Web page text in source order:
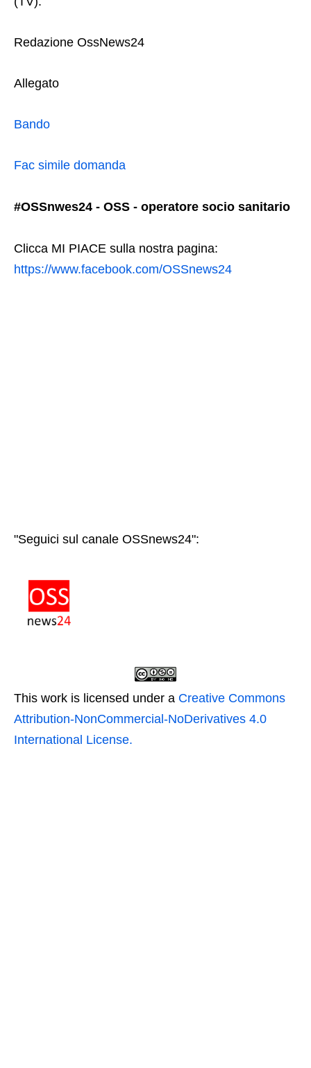
Redazione OssNews24
Allegato
Bando
Fac simile domanda
#OSSnwes24 - OSS - operatore socio sanitario
Clicca MI PIACE sulla nostra pagina:
https://www.facebook.com/OSSnews24
"Seguici sul canale OSSnews24":
This work is licensed under a Creative Commons
Attribution-NonCommercial-NoDerivatives 4.0
International License.